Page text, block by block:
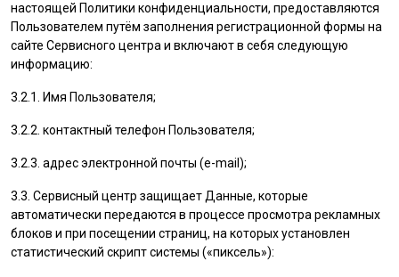
настоящей Политики конфиденциальности, предоставляются
Пользователем путём заполнения регистрационной формы на
cайте Сервисного центра и включают в себя следующую
информацию:
3.2.1. Имя Пользователя;
3.2.2. контактный телефон Пользователя;
3.2.3. адрес электронной почты (e-mail);
3.3. Сервисный центр защищает Данные, которые
автоматически передаются в процессе просмотра рекламных
блоков и при посещении страниц, на которых установлен
статистический скрипт системы («пиксель»):